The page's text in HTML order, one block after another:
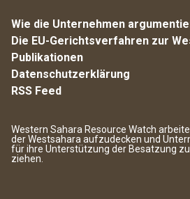
Wie die Unternehmen
Die EU-Gerichtsverfahren zur
Publikationen
Datenschutzerklärung
RSS Feed
Western Sahara Resource Watch
der Westsahara aufzudecken und
für ihre Unterstützung der Besatzung
ziehen.